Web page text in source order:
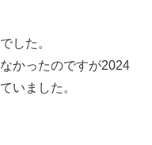
した。
かったのですが2024
いました。